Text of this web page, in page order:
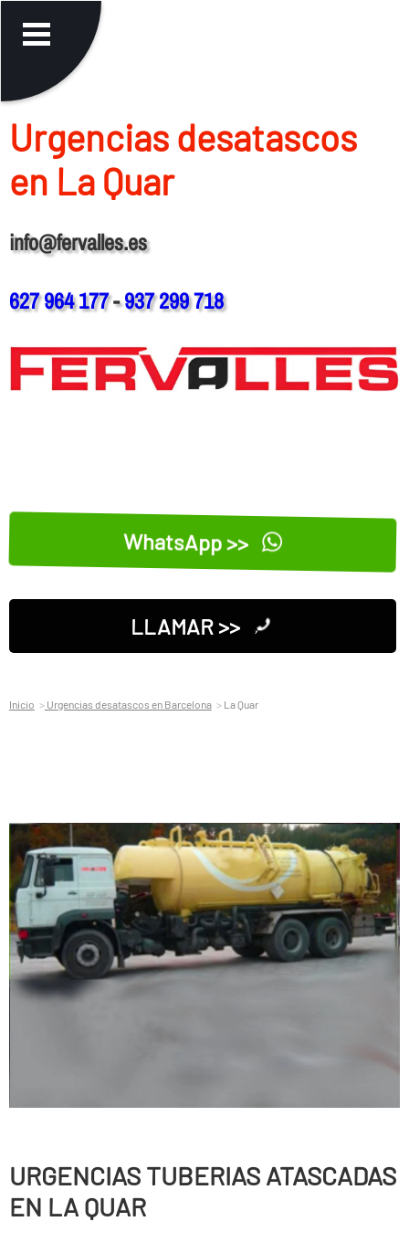
Urgencias desatascos
en La Quar
info@fervalles.es
627 964 177-937 299 718
WhatsApp >>
LLAMAR >>
Inicio Urgencias desatascos en Barcelona La Quar
URGENCIAS TUBERIAS ATASCADAS
EN LA QUAR